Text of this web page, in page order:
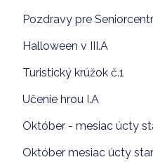
Pozdravy pre
Halloween v III.A
Turistický krúžok č.1
Učenie hrou I.A
Október - mesiac úcty
Október mesiac úcty